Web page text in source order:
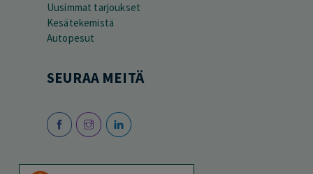
Uusimmat tarjoukset
Kesätekemistä
Autopesut
SEURAA MEITÄ